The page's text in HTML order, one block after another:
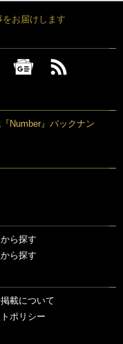
お届けします
Number』バックナン
ら探す
ら探す
載について
ポリシー